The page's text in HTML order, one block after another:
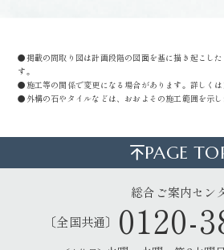
●掲載の間取り図は計画段階の図面を基に描き起こし
す。
●施工等の関係で変更になる場合があります。詳しくは
●外構の石やタイルなどは、おおよその施工範囲を示し
PAGE
総合ご案内セン
〔全国共通〕
0120-